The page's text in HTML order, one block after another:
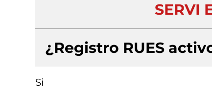
SERVI
¿Registro RUES
Si